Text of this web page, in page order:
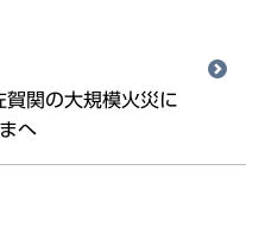
関の大規模火災に
へ